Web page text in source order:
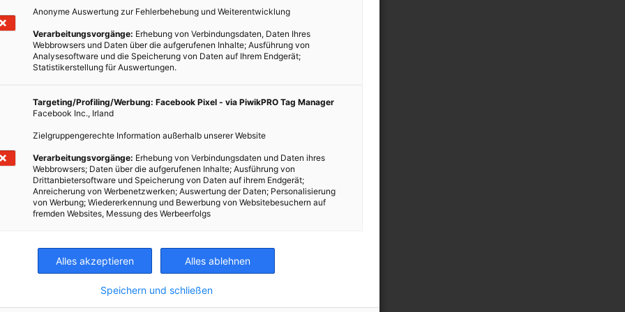
der Landesfläche soll für die Erzeugung von Solarstrom
müssen dem Gesetz zufolge neue Parkplätze mit mehr
Gebäude künftig mit Photovoltaik-Anlagen ausgestattet
dass erneuerbare Energien im überragenden öffentlichen
Sicherheit dienen. Damit soll vor allem die Genehmigung von
Fortschritte, unterschiedliche Baumaterialien und
Bauweisen. Mit folgenden Links gelangst du der
Themenbereich für Einsteiger bis zu Profis.
Brompton kommt ohne Parkplätze aus
vom Großparkplatz
Anonyme Auswertung zur Fehlerbehebung und Weiterentwicklung
Verarbeitungsvorgänge: Erhebung von Verbindungsdaten, Daten Ihres
Webbrowsers und Daten über die aufgerufenen Inhalte; Ausführung von
Analysesoftware und die Speicherung von Daten auf Ihrem Endgerät;
Statistikerstellung für Auswertungen.
Targeting/Profiling/Werbung: Facebook Pixel - via PiwikPRO Tag Manager
Facebook Inc., Irland
Zielgruppengerechte Information außerhalb unserer Website
Verarbeitungsvorgänge: Erhebung von Verbindungsdaten und Daten ihres
Webbrowsers; Daten über die aufgerufenen Inhalte; Ausführung von
Drittanbietersoftware und Speicherung von Daten auf ihrem Endgerät;
Anreicherung von Werbenetzwerken; Auswertung der Daten; Personalisierung
von Werbung; Wiedererkennung und Bewerbung von Websitebesuchern auf
fremden Websites, Messung des Werbeerfolgs
Alles akzeptieren Alles ablehnen
Speichern und schließen